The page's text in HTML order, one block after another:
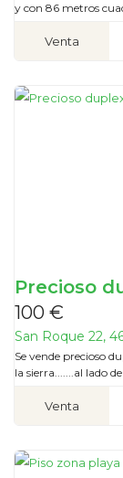
y con 86 metros
Venta
Precioso
100 €
San Roque 22,
Se vende precioso
la sierra.......al lado
Venta